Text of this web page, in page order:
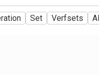
Set Verfsets